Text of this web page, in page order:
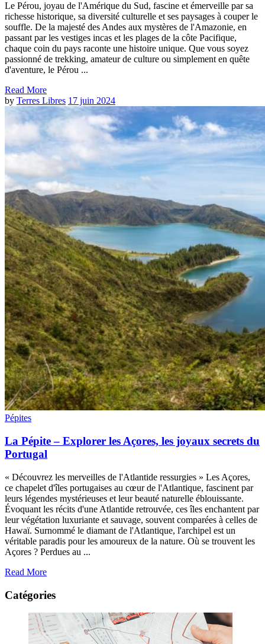
Le Pérou, joyau de l'Amérique du Sud, fascine et émerveille par sa
richesse historique, sa diversité culturelle et ses paysages à couper le
souffle. De la majesté des Andes aux mystères de l'Amazonie, en
passant par les vestiges incas et les plages de la côte Pacifique,
chaque coin du pays raconte une histoire unique. Que vous soyez
passionné de trekking, amateur de culture ou simplement en quête
d'aventure, le Pérou ...
Read More
by Terres Libres 17 juin 2024
Pépites
La Pépite – Explorer les Açores, les joyaux secrets du
Portugal
« Découvrez les merveilles de l'Atlantide ressurgies » Les Açores,
ce chapelet d'îles portugaises au cœur de l'Atlantique, fascinent par
leurs légendes mystérieuses et leur beauté naturelle éblouissante.
Évoquant les récits d'une Atlantide retrouvée, ces îles enchantent par
leur végétation luxuriante et sauvage, souvent comparées à celles de
Hawaï. Surnommé le diamant de l'Atlantique, l'archipel est un
véritable paradis pour les amoureux de la nature. Où se trouvent les
Açores ? Perdues au ...
Read More
Catégories